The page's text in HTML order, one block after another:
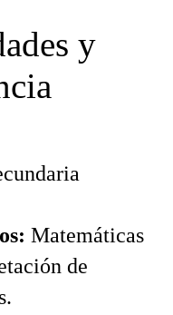
y
Matemáticas
de